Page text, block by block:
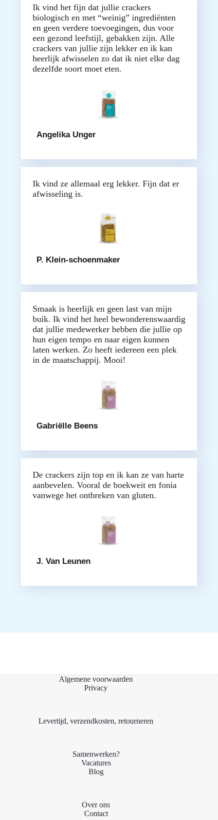
Ik vind het fijn dat jullie crackers
biologisch en met “weinig” ingrediënten
en geen verdere toevoegingen, dus voor
een gezond leefstijl, gebakken zijn. Alle
crackers van jullie zijn lekker en ik kan
heerlijk afwisselen zo dat ik niet elke dag
dezelfde soort moet eten.
Angelika Unger
Ik vind ze allemaal erg lekker. Fijn dat er
afwisseling is.
P. Klein-schoenmaker
Smaak is heerlijk en geen last van mijn
buik. Ik vind het heel bewonderenswaardig
dat jullie medewerker hebben die jullie op
hun eigen tempo en naar eigen kunnen
laten werken. Zo heeft iedereen een plek
in de maatschappij. Mooi!
Gabriëlle Beens
De crackers zijn top en ik kan ze van harte
aanbevelen. Vooral de boekweit en fonia
vanwege het ontbreken van gluten.
J. Van Leunen
Algemene voorwaarden
Privacy
Levertijd, verzendkosten, retourneren
Samenwerken?
Vacatures
Blog
Over ons
Contact